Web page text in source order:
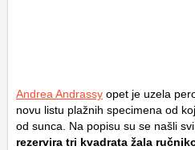
Andrea Andrassy opet je uzela
novu listu plažnih specimena od
od sunca. Na popisu su se našli
rezervira tri kvadrata žala